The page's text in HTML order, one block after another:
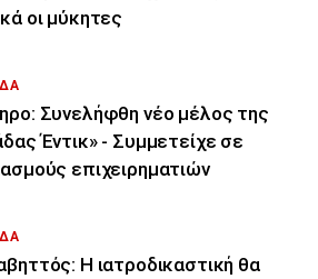
οι μύκητες
Συνελήφθη νέο μέλος της
Έντικ» - Συμμετείχε σε
επιχειρηματιών
Η ιατροδικαστική θα